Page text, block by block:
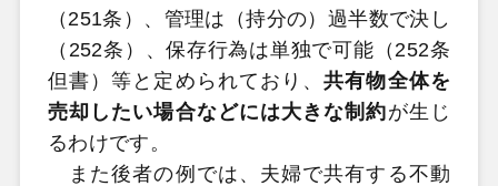
（251条）、管理は（持分の）過半数で決し
（252条）、保存行為は単独で可能（252条
但書）等と定められており、共有物全体を
売却したい場合などには大きな制約が生じ
るわけです。
また後者の例では、夫婦で共有する不動